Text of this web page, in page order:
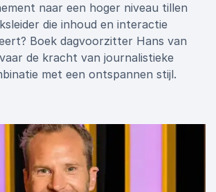
naar een hoger niveau tillen
die inhoud en interactie
Boek dagvoorzitter Hans van
de kracht van journalistieke
met een ontspannen stijl.